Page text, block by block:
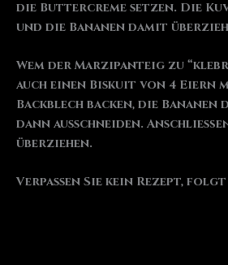
die Buttercreme setzen. Die
und die Bananen damit
Wem der Marzipanteig zu
auch einen Biskuit von 4 Eiern
Backblech backen, die Bananen
dann ausschneiden.
überziehen.
Verpassen Sie kein Rezept,